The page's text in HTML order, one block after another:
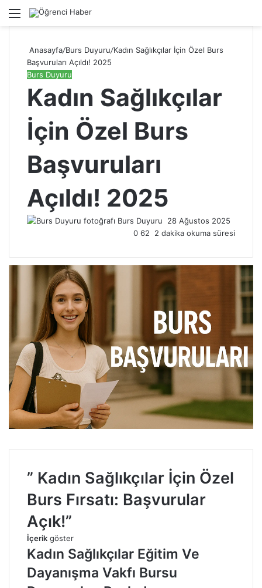
Menü
Anasayfa/Burs Duyuru/Kadın Sağlıkçılar İçin Özel Burs
Başvuruları Açıldı! 2025
Burs Duyuru
Kadın Sağlıkçılar
İçin Özel Burs
Başvuruları
Açıldı! 2025
Burs Duyuru
Bir
e-
göndermek
28 Ağustos 2025
0 62 2 dakika okuma süresi
” Kadın Sağlıkçılar İçin Özel
Burs Fırsatı: Başvurular
Açık!”
İçerik göster
Kadın Sağlıkçılar Eğitim Ve
Dayanışma Vakfı Bursu